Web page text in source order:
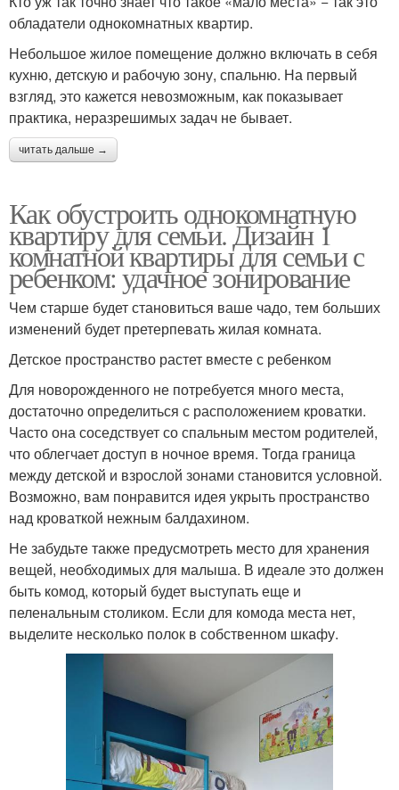
обладатели однокомнатных квартир.
Небольшое жилое помещение должно включать в себя
кухню, детскую и рабочую зону, спальню. На первый
взгляд, это кажется невозможным, как показывает
практика, неразрешимых задач не бывает.
читать дальше →
Как обустроить однокомнатную
квартиру для семьи. Дизайн 1
комнатной квартиры для семьи с
ребенком: удачное зонирование
Чем старше будет становиться ваше чадо, тем больших
изменений будет претерпевать жилая комната.
Детское пространство растет вместе с ребенком
Для новорожденного не потребуется много места,
достаточно определиться с расположением кроватки.
Часто она соседствует со спальным местом родителей,
что облегчает доступ в ночное время. Тогда граница
между детской и взрослой зонами становится условной.
Возможно, вам понравится идея укрыть пространство
над кроваткой нежным балдахином.
Не забудьте также предусмотреть место для хранения
вещей, необходимых для малыша. В идеале это должен
быть комод, который будет выступать еще и
пеленальным столиком. Если для комода места нет,
выделите несколько полок в собственном шкафу.